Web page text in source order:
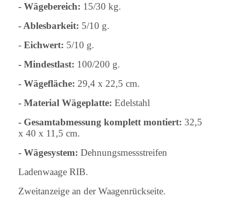
- Wägebereich: 15/30 kg.
- Ablesbarkeit: 5/10 g.
- Eichwert: 5/10 g.
- Mindestlast: 100/200 g.
- Wägefläche: 29,4 x 22,5 cm.
- Material Wägeplatte: Edelstahl
- Gesamtabmessung komplett montiert: 32,5
x 40 x 11,5 cm.
- Wägesystem: Dehnungsmessstreifen
Ladenwaage RIB.
Zweitanzeige an der Waagenrückseite.